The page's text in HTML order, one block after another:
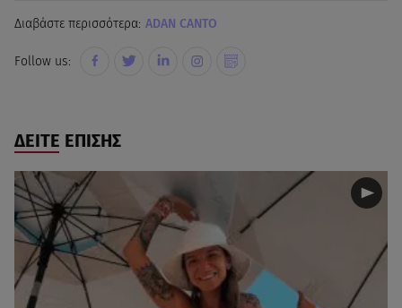
Διαβάστε περισσότερα: ADAN CANTO
Follow us:
ΔΕΙΤΕ ΕΠΙΣΗΣ